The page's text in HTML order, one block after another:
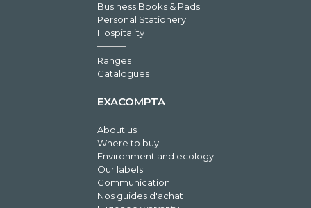
Business Books & Pads
Personal Stationery
Hospitality
Ranges
Catalogues
EXACOMPTA
About us
Where to buy
Environment and ecology
Our labels
Communication
Nos guides d'achat